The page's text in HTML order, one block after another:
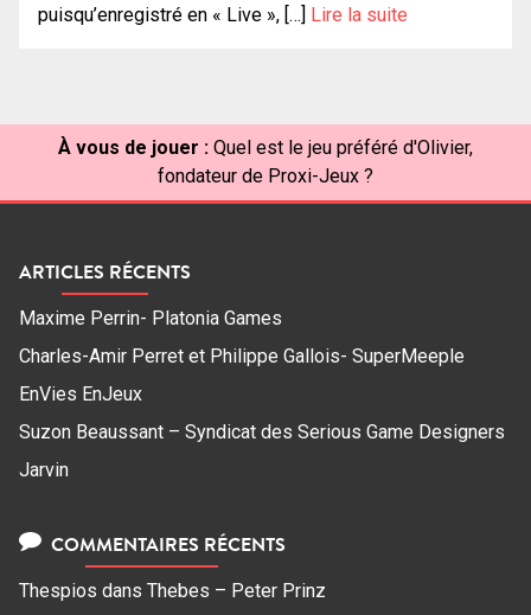
puisqu’enregistré en « Live », […] Lire la suite
À vous de jouer : Quel est le jeu préféré d'Olivier,
fondateur de Proxi-Jeux ?
ARTICLES RÉCENTS
Maxime Perrin- Platonia Games
Charles-Amir Perret et Philippe Gallois- SuperMeeple
EnVies EnJeux
Suzon Beaussant – Syndicat des Serious Game Designers
Jarvin
COMMENTAIRES RÉCENTS
Thespios dans Thebes – Peter Prinz